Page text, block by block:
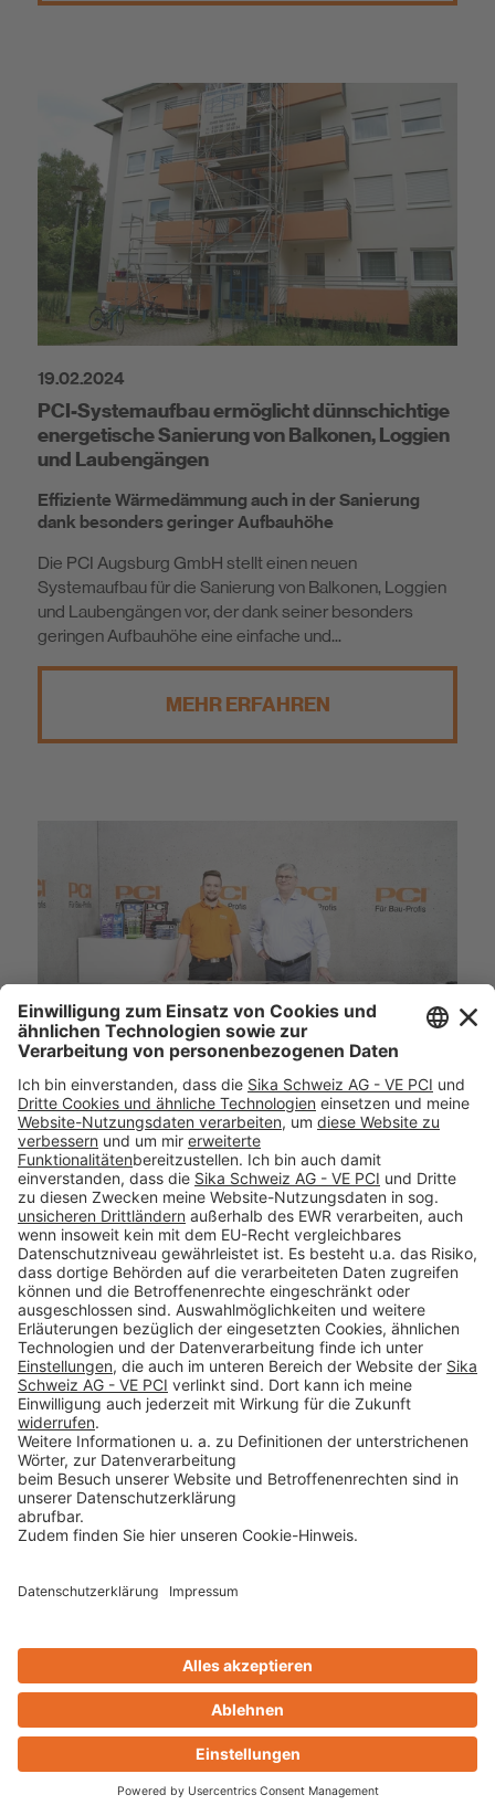
19.02.2024
PCI-Systemaufbau ermöglicht dünnschichtige
energetische Sanierung von Balkonen, Loggien
und Laubengängen
Effiziente Wärmedämmung auch in der Sanierung
dank besonders geringer Aufbauhöhe
Die PCI Augsburg GmbH stellt einen neuen
Systemaufbau für die Sanierung von Balkonen, Loggien
und Laubengängen vor, der dank seiner besonders
geringen Aufbauhöhe eine einfache und...
MEHR ERFAHREN
12.02.2024
Neue PCI-Themenwoche „Megaformate“ im
März
Neue Ausgabe der PCI-Themenwoche –
Expertenwissen online
Mit einer neuen Ausgabe der PCI-Themenwoche
„Megaformate“ setzt die PCI Augsburg GmbH auch
2024 ihre bekannte Reihe an Online-Seminaren zu
anwendungsbezogenen Themen weiter fort. V...
MEHR ERFAHREN
Kontakt